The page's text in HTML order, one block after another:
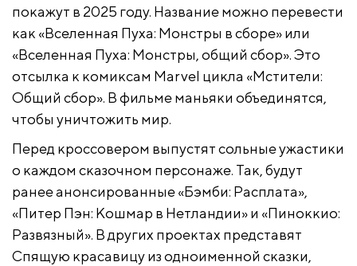
покажут в 2025 году. Название можно перевести
как «Вселенная Пуха: Монстры в сборе» или
«Вселенная Пуха: Монстры, общий сбор». Это
отсылка к комиксам Marvel цикла «Мстители:
Общий сбор». В фильме маньяки объединятся,
чтобы уничтожить мир.
Перед кроссовером выпустят сольные ужастики
о каждом сказочном персонаже. Так, будут
ранее анонсированные «Бэмби: Расплата»,
«Питер Пэн: Кошмар в Нетландии» и «Пиноккио:
Развязный». В других проектах представят
Спящую красавицу из одноименной сказки,